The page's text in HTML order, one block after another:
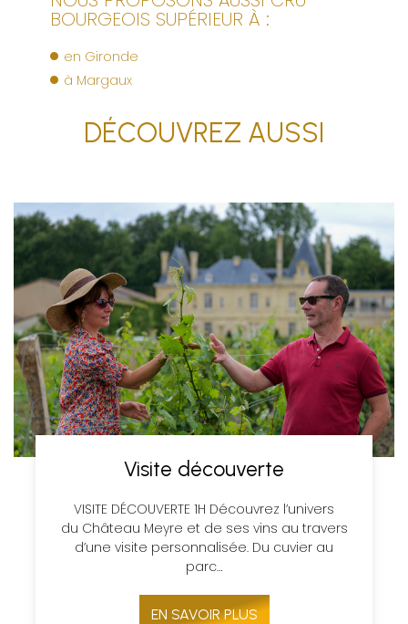
BOURGEOIS SUPÉRIEUR À :
en Gironde
à Margaux
DÉCOUVREZ AUSSI
Visite découverte
VISITE DÉCOUVERTE 1H Découvrez l’univers
du Château Meyre et de ses vins au travers
d’une visite personnalisée. Du cuvier au
parc…
EN SAVOIR PLUS